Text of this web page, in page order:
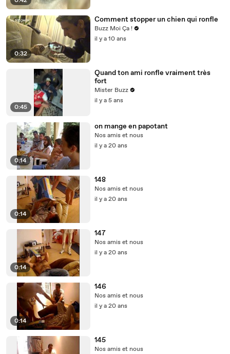
0:32
Comment stopper un chien qui ronfle
Buzz Moi Ça !
il y a 10 ans
0:45
Quand ton ami ronfle vraiment très
fort
Mister Buzz
il y a 5 ans
0:14
on mange en papotant
Nos amis et nous
il y a 20 ans
0:14
148
Nos amis et nous
il y a 20 ans
0:14
147
Nos amis et nous
il y a 20 ans
0:14
146
Nos amis et nous
il y a 20 ans
145
Nos amis et nous